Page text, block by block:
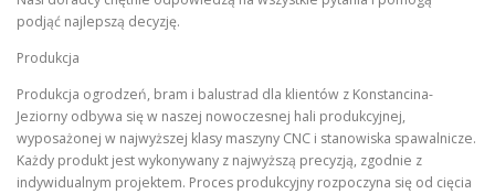
podjąć najlepszą decyzję.
Produkcja
Produkcja ogrodzeń, bram i balustrad dla klientów z Konstancina-
Jeziorny odbywa się w naszej nowoczesnej hali produkcyjnej,
wyposażonej w najwyższej klasy maszyny CNC i stanowiska spawalnicze.
Każdy produkt jest wykonywany z najwyższą precyzją, zgodnie z
indywidualnym projektem. Proces produkcyjny rozpoczyna się od cięcia